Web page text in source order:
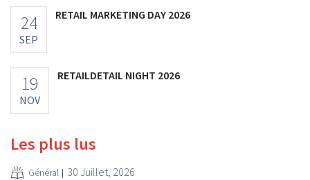
24
SEP
RETAIL MARKETING DAY 2026
19
NOV
RETAILDETAIL NIGHT 2026
Les plus lus
Général 30 Juillet, 2026